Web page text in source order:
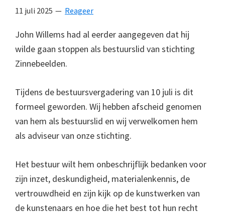
11 juli 2025 Reageer
John Willems had al eerder aangegeven dat hij
wilde gaan stoppen als bestuurslid van stichting
Zinnebeelden.
Tijdens de bestuursvergadering van 10 juli is dit
formeel geworden. Wij hebben afscheid genomen
van hem als bestuurslid en wij verwelkomen hem
als adviseur van onze stichting.
Het bestuur wilt hem onbeschrijflijk bedanken voor
zijn inzet, deskundigheid, materialenkennis, de
vertrouwdheid en zijn kijk op de kunstwerken van
de kunstenaars en hoe die het best tot hun recht